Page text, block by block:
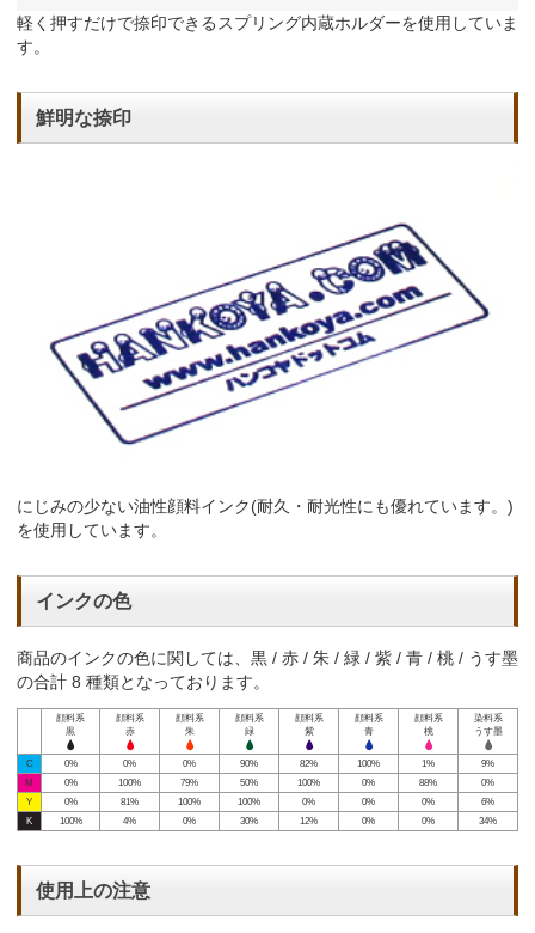
軽く押すだけで捺印できるスプリング内蔵ホルダーを使用していま
す。
鮮明な捺印
にじみの少ない油性顔料インク(耐久・耐光性にも優れています。)
を使用しています。
インクの色
商品のインクの色に関しては、黒 / 赤 / 朱 / 緑 / 紫 / 青 / 桃 / うす墨
の合計 8 種類となっております。
顔料系
黒
顔料系
赤
顔料系
朱
顔料系
緑
顔料系
紫
顔料系
青
顔料系
桃
染料系
うす墨
C 0% 0% 0% 90% 82% 100% 1%
9%
M
0% 100% 79% 50% 100% 0% 88%
0%
Y
0% 81% 100% 100% 0% 0% 0%
6%
K
100% 4% 0% 30% 12% 0% 0% 34%
使用上の注意